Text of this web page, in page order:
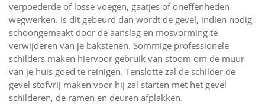
verpoederde of losse voegen, gaatjes of oneffenheden
wegwerken. Is dit gebeurd dan wordt de gevel, indien nodig,
schoongemaakt door de aanslag en mosvorming te
verwijderen van je bakstenen. Sommige professionele
schilders maken hiervoor gebruik van stoom om de muur
van je huis goed te reinigen. Tenslotte zal de schilder de
gevel stofvrij maken voor hij zal starten met het gevel
schilderen, de ramen en deuren afplakken.